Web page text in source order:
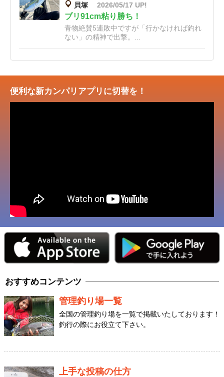
貝塚 2026/05/17 UP!
ブリ91cm粘り勝ち！
青物絶賛5連敗中ですが「行かなければ釣れ
ない」の精神で出撃。...
便利な新カンパリアプリに切替を！
おすすめコンテンツ
管理釣り場一覧
全国の管理釣り場を一覧で掲載いたしております！
釣行の際にお役立て下さい。
上手な投稿の仕方